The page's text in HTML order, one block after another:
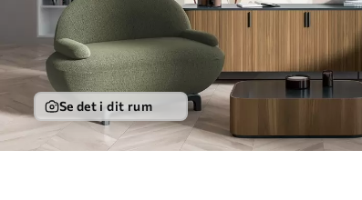
Se det i dit rum